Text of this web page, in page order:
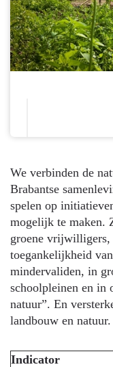
We verbinden de
Brabantse
spelen op
mogelijk te maken.
groene vrijwilligers,
toegankelijkheid
mindervaliden, in
schoolpleinen en in
natuur”. En
landbouw en natuur.
Indicator